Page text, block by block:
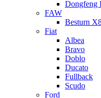
Dongfeng
FAW
Besturn
Fiat
Albea
Bravo
Doblo
Ducato
Fullback
Scudo
Ford